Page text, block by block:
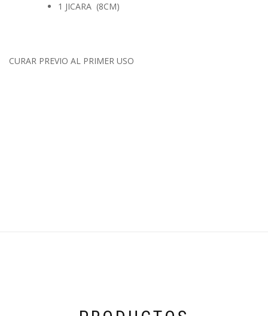
1 JICARA (8CM)
CURAR PREVIO AL PRIMER USO